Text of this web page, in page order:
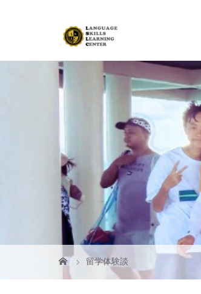
留学体験談